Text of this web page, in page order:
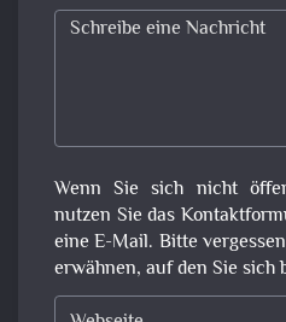
Wenn Sie sich nicht
nutzen Sie das
eine E-Mail. Bitte
erwähnen, auf den Sie sich